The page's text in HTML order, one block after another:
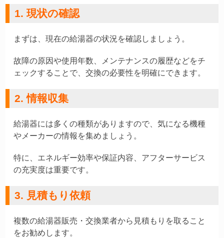
1. 現状の確認
まずは、現在の給湯器の状況を確認しましょう。
故障の原因や使用年数、メンテナンスの履歴などをチ
ェックすることで、交換の必要性を明確にできます。
2. 情報収集
給湯器には多くの種類がありますので、気になる機種
やメーカーの情報を集めましょう。
特に、エネルギー効率や保証内容、アフターサービス
の充実度は重要です。
3. 見積もり依頼
複数の給湯器販売・交換業者から見積もりを取ること
をお勧めします。